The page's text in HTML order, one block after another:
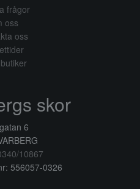
frågor
oss
oss
skor
6
10867
556057-0326